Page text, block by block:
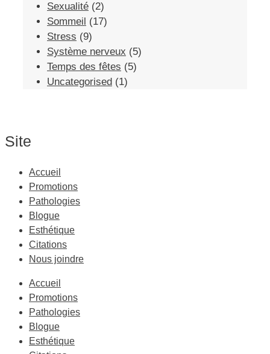
Sexualité (2)
Sommeil (17)
Stress (9)
Système nerveux (5)
Temps des fêtes (5)
Uncategorised (1)
Site
Accueil
Promotions
Pathologies
Blogue
Esthétique
Citations
Nous joindre
Accueil
Promotions
Pathologies
Blogue
Esthétique